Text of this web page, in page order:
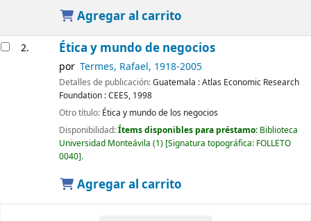
Agregar al carrito
2. Ética y mundo de negocios
por Termes, Rafael, 1918-2005
Detalles de publicación:Guatemala :Atlas Economic Research
Foundation : CEES, 1998
Otro título: Ética y mundo de los negocios
Disponibilidad:Ítems disponibles para préstamo: Biblioteca
Universidad Monteávila (1) Signatura topográfica: FOLLETO
0040 .
Agregar al carrito